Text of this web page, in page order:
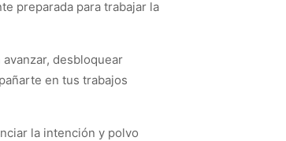
preparada para trabajar la
desbloquear
en tus trabajos
la intención y polvo